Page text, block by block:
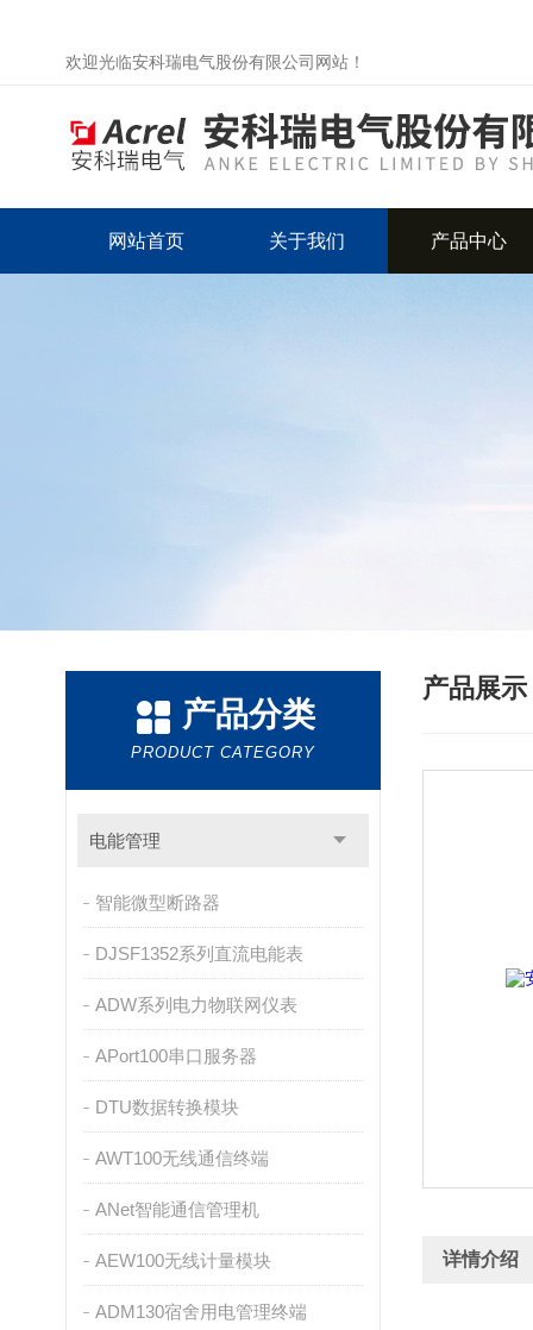
欢迎光临安科瑞电气股份有限公司网站！
网站首页 关于我们 产品中心
产品分类
PRODUCT CATEGORY
电能管理
智能微型断路器
DJSF1352系列直流电能表
ADW系列电力物联网仪表
APort100串口服务器
DTU数据转换模块
AWT100无线通信终端
ANet智能通信管理机
AEW100无线计量模块
ADM130宿舍用电管理终端
产品展示
详情介绍